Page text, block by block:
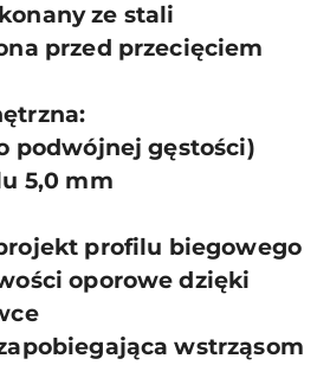
ze stali
przed przecięciem
podwójnej gęstości)
5,0 mm
profilu biegowego
oporowe dzięki
wstrząsom